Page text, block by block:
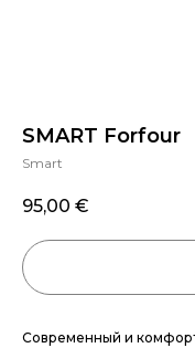
SMART Forfour
Smart
95,00 €
Современный и